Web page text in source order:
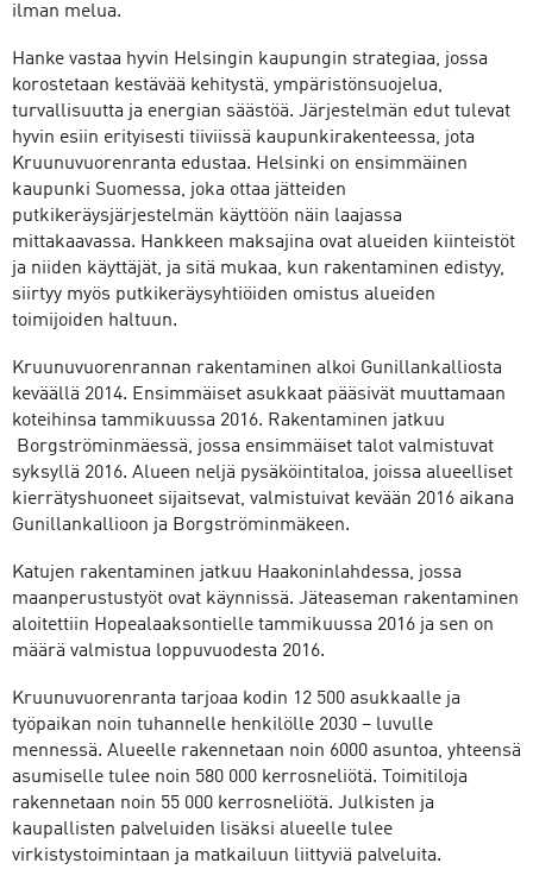
ilman melua.
Hanke vastaa hyvin Helsingin kaupungin strategiaa, jossa
korostetaan kestävää kehitystä, ympäristönsuojelua,
turvallisuutta ja energian säästöä. Järjestelmän edut tulevat
hyvin esiin erityisesti tiiviissä kaupunkirakenteessa, jota
Kruunuvuorenranta edustaa. Helsinki on ensimmäinen
kaupunki Suomessa, joka ottaa jätteiden
putkikeräysjärjestelmän käyttöön näin laajassa
mittakaavassa. Hankkeen maksajina ovat alueiden kiinteistöt
ja niiden käyttäjät, ja sitä mukaa, kun rakentaminen edistyy,
siirtyy myös putkikeräysyhtiöiden omistus alueiden
toimijoiden haltuun.
Kruunuvuorenrannan rakentaminen alkoi Gunillankalliosta
keväällä 2014. Ensimmäiset asukkaat pääsivät muuttamaan
koteihinsa tammikuussa 2016. Rakentaminen jatkuu
Borgströminmäessä, jossa ensimmäiset talot valmistuvat
syksyllä 2016. Alueen neljä pysäköintitaloa, joissa alueelliset
kierrätyshuoneet sijaitsevat, valmistuivat kevään 2016 aikana
Gunillankallioon ja Borgströminmäkeen.
Katujen rakentaminen jatkuu Haakoninlahdessa, jossa
maanperustustyöt ovat käynnissä. Jäteaseman rakentaminen
aloitettiin Hopealaaksontielle tammikuussa 2016 ja sen on
määrä valmistua loppuvuodesta 2016.
Kruunuvuorenranta tarjoaa kodin 12 500 asukkaalle ja
työpaikan noin tuhannelle henkilölle 2030 – luvulle
mennessä. Alueelle rakennetaan noin 6000 asuntoa, yhteensä
asumiselle tulee noin 580 000 kerrosneliötä. Toimitiloja
rakennetaan noin 55 000 kerrosneliötä. Julkisten ja
kaupallisten palveluiden lisäksi alueelle tulee
virkistystoimintaan ja matkailuun liittyviä palveluita.